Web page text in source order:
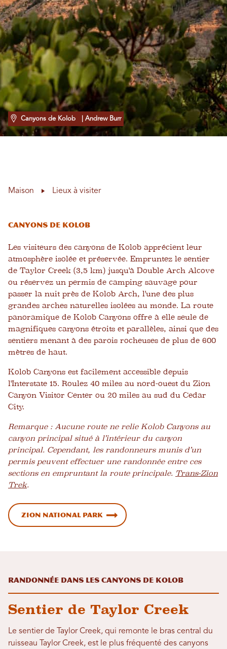
Canyons de Kolob | Andrew Burr
Maison Lieux à visiter
Canyons de Kolob
Les visiteurs des canyons de Kolob apprécient leur
atmosphère isolée et préservée. Empruntez le sentier
de Taylor Creek (3,5 km) jusqu'à Double Arch Alcove
ou réservez un permis de camping sauvage pour
passer la nuit près de Kolob Arch, l'une des plus
grandes arches naturelles isolées au monde. La route
panoramique de Kolob Canyons offre à elle seule de
magnifiques canyons étroits et parallèles, ainsi que des
sentiers menant à des parois rocheuses de plus de 600
mètres de haut.
Kolob Canyons est facilement accessible depuis
l'Interstate 15. Roulez 40 miles au nord-ouest du Zion
Canyon Visitor Center ou 20 miles au sud du Cedar
City.
Remarque : Aucune route ne relie Kolob Canyons au
canyon principal situé à l’intérieur du canyon
principal. Cependant, les randonneurs munis d’un
permis peuvent effectuer une randonnée entre ces
sections en empruntant la route principale. Trans-Zion
Trek.
Zion National Park
Randonnée dans les canyons de Kolob
Sentier de Taylor Creek
Le sentier de Taylor Creek, qui remonte le bras central du
ruisseau Taylor Creek, est le plus fréquenté des canyons